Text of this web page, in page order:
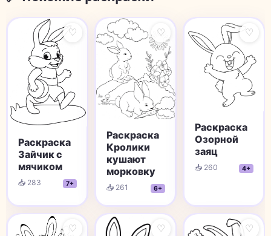
♡
Раскраска
Зайчик с
мячиком
📥 283 7+
♡
Раскраска
Кролики
кушают
морковку
📥 261 6+
♡
Раскраска
Озорной
заяц
📥 260 4+
♡ ♡ ♡